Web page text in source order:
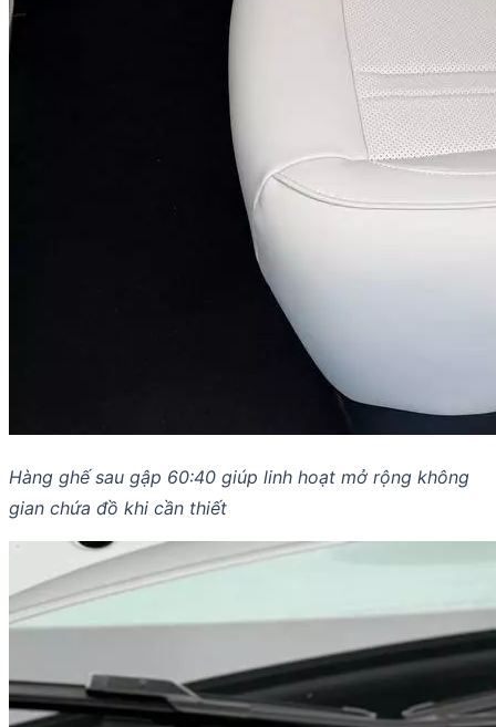
Hàng ghế sau gập 60:40 giúp linh hoạt mở rộng không
gian chứa đồ khi cần thiết